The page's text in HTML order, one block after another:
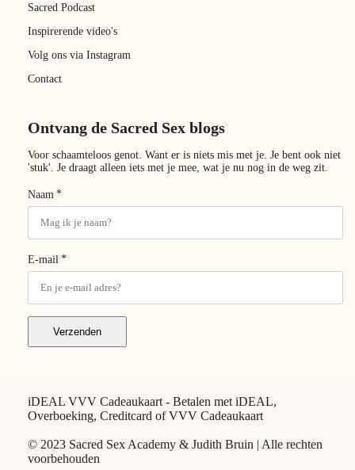
Sacred Podcast
Inspirerende video's
Volg ons via Instagram
Contact
Ontvang de Sacred Sex blogs
Voor schaamteloos genot. Want er is niets mis met je. Je bent ook niet
'stuk'. Je draagt alleen iets met je mee, wat je nu nog in de weg zit.
Naam *
E-mail *
Verzenden
iDEAL VVV Cadeaukaart - Betalen met iDEAL,
Overboeking, Creditcard of VVV Cadeaukaart
© 2023 Sacred Sex Academy & Judith Bruin | Alle rechten
voorbehouden